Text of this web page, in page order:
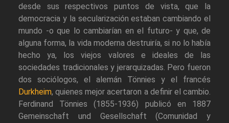
desde sus respectivos puntos de vista, que la
democracia y la secularización estaban cambiando el
mundo -o que lo cambiarían en el futuro- y que, de
alguna forma, la vida moderna destruiría, si no lo había
hecho ya, los viejos valores e ideales de las
sociedades tradicionales y jerarquizadas. Pero fueron
dos sociólogos, el alemán Tönnies y el francés
Durkheim, quienes mejor acertaron a definir el cambio.
Ferdinand Tönnies (1855-1936) publicó en 1887
Gemeinschaft und Gesellschaft (Comunidad y